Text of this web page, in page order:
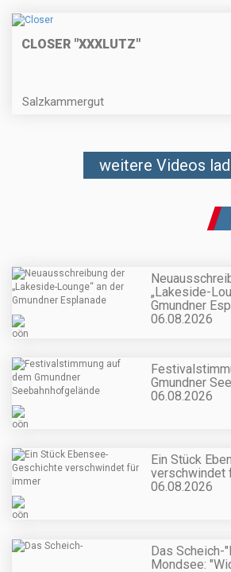
CLOSER "XXXLUTZ"
Salzkammergut
weitere Videos
„Lakeside-
Gmundner
06.08.2026
Gmundner
06.08.2026
Ein Stück
verschwindet
06.08.2026
Das Scheich-
Mondsee: